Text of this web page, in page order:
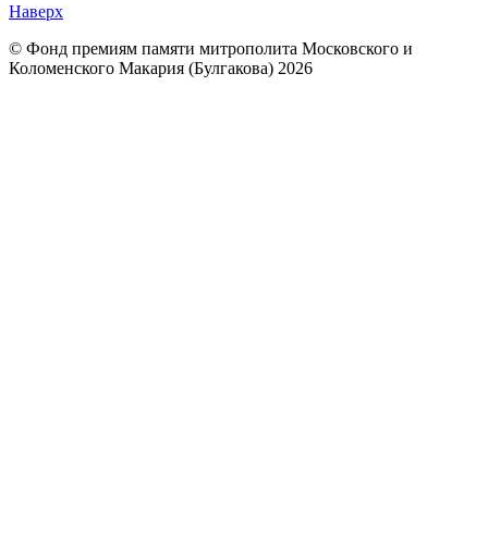
Наверх
© Фонд премиям памяти митрополита Московского и
Коломенского Макария (Булгакова) 2026